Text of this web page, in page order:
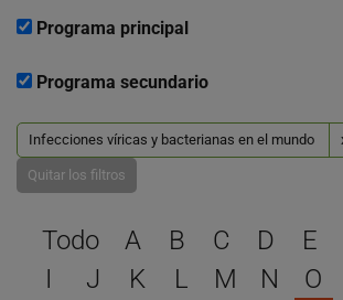
Programa principal
Programa secundario
Infecciones víricas y bacterianas en el mundo
Quitar los filtros
Todo A B C D E
I
J K L M N O